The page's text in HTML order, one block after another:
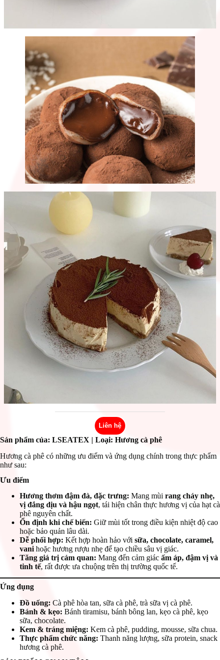
Liên hệ
Sản phẩm của: LSEATEX | Loại: Hương cà phê
Hương cà phê có những ưu điểm và ứng dụng chính trong thực phẩm
như sau:
Ưu điểm
Hương thơm đậm đà, đặc trưng: Mang mùi rang cháy nhẹ,
vị đắng dịu và hậu ngọt, tái hiện chân thực hương vị của hạt cà
phê nguyên chất.
Ổn định khi chế biến: Giữ mùi tốt trong điều kiện nhiệt độ cao
hoặc bảo quản lâu dài.
Dễ phối hợp: Kết hợp hoàn hảo với sữa, chocolate, caramel,
vani hoặc hương rượu nhẹ để tạo chiều sâu vị giác.
Tăng giá trị cảm quan: Mang đến cảm giác ấm áp, đậm vị và
tinh tế, rất được ưa chuộng trên thị trường quốc tế.
Ứng dụng
Đồ uống: Cà phê hòa tan, sữa cà phê, trà sữa vị cà phê.
Bánh & kẹo: Bánh tiramisu, bánh bông lan, kẹo cà phê, kẹo
sữa, chocolate.
Kem & tráng miệng: Kem cà phê, pudding, mousse, sữa chua.
Thực phẩm chức năng: Thanh năng lượng, sữa protein, snack
hương cà phê.